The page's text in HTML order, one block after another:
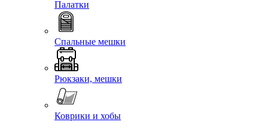
Палатки
Спальные мешки
Рюкзаки, мешки
Коврики и хобы